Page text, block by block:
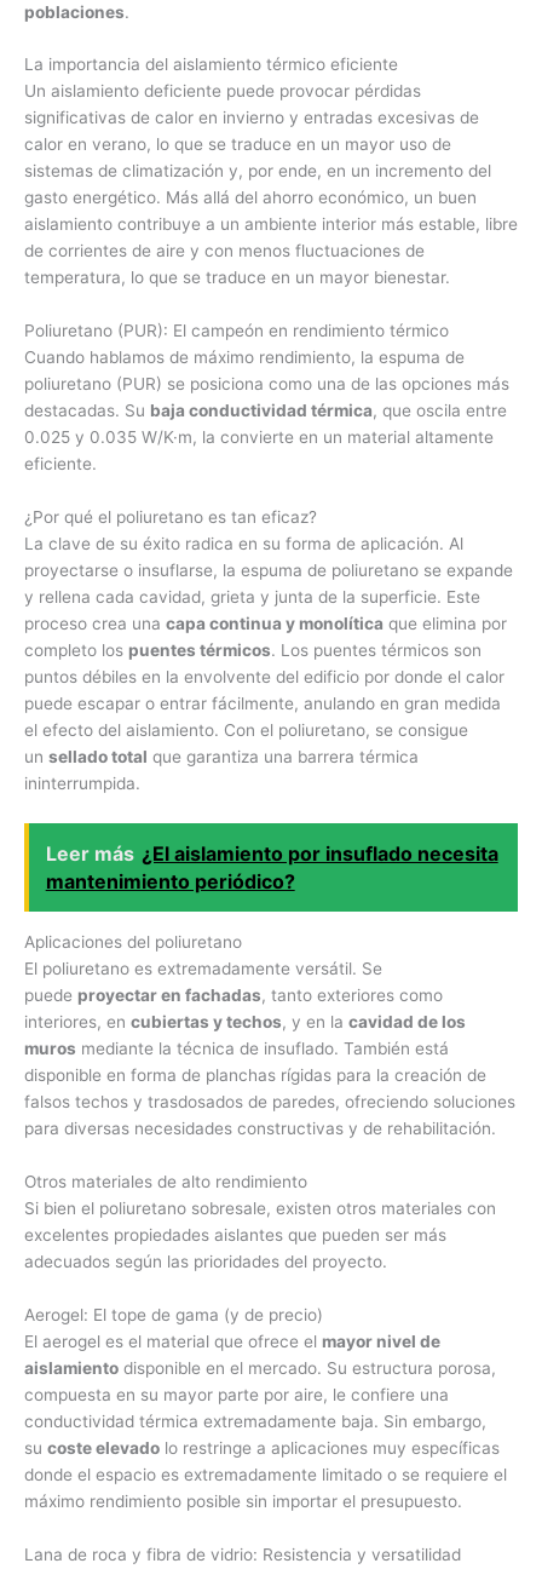
poblaciones.
La importancia del aislamiento térmico eficiente
Un aislamiento deficiente puede provocar pérdidas
significativas de calor en invierno y entradas excesivas de
calor en verano, lo que se traduce en un mayor uso de
sistemas de climatización y, por ende, en un incremento del
gasto energético. Más allá del ahorro económico, un buen
aislamiento contribuye a un ambiente interior más estable, libre
de corrientes de aire y con menos fluctuaciones de
temperatura, lo que se traduce en un mayor bienestar.
Poliuretano (PUR): El campeón en rendimiento térmico
Cuando hablamos de máximo rendimiento, la espuma de
poliuretano (PUR) se posiciona como una de las opciones más
destacadas. Su baja conductividad térmica, que oscila entre
0.025 y 0.035 W/K·m, la convierte en un material altamente
eficiente.
¿Por qué el poliuretano es tan eficaz?
La clave de su éxito radica en su forma de aplicación. Al
proyectarse o insuflarse, la espuma de poliuretano se expande
y rellena cada cavidad, grieta y junta de la superficie. Este
proceso crea una capa continua y monolítica que elimina por
completo los puentes térmicos. Los puentes térmicos son
puntos débiles en la envolvente del edificio por donde el calor
puede escapar o entrar fácilmente, anulando en gran medida
el efecto del aislamiento. Con el poliuretano, se consigue
un sellado total que garantiza una barrera térmica
ininterrumpida.
Leer más ¿El aislamiento por insuflado necesita
mantenimiento periódico?
Aplicaciones del poliuretano
El poliuretano es extremadamente versátil. Se
puede proyectar en fachadas, tanto exteriores como
interiores, en cubiertas y techos, y en la cavidad de los
muros mediante la técnica de insuflado. También está
disponible en forma de planchas rígidas para la creación de
falsos techos y trasdosados de paredes, ofreciendo soluciones
para diversas necesidades constructivas y de rehabilitación.
Otros materiales de alto rendimiento
Si bien el poliuretano sobresale, existen otros materiales con
excelentes propiedades aislantes que pueden ser más
adecuados según las prioridades del proyecto.
Aerogel: El tope de gama (y de precio)
El aerogel es el material que ofrece el mayor nivel de
aislamiento disponible en el mercado. Su estructura porosa,
compuesta en su mayor parte por aire, le confiere una
conductividad térmica extremadamente baja. Sin embargo,
su coste elevado lo restringe a aplicaciones muy específicas
donde el espacio es extremadamente limitado o se requiere el
máximo rendimiento posible sin importar el presupuesto.
Lana de roca y fibra de vidrio: Resistencia y versatilidad